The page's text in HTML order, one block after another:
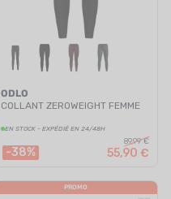
ODLO
COLLANT ZEROWEIGHT FEMME
EN STOCK - EXPÉDIÉ EN 24/48H
-38%
89,99 €
55,90 €
PROMO